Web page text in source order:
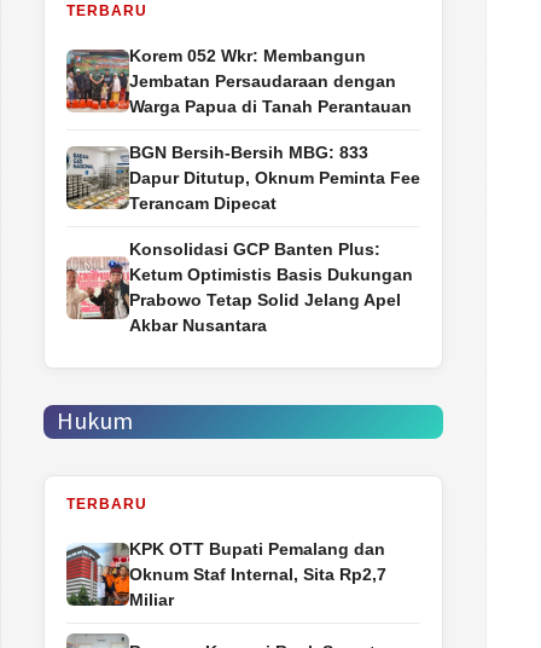
TERBARU
Korem 052 Wkr: Membangun
Jembatan Persaudaraan dengan
Warga Papua di Tanah Perantauan
BGN Bersih-Bersih MBG: 833
Dapur Ditutup, Oknum Peminta Fee
Terancam Dipecat
Konsolidasi GCP Banten Plus:
Ketum Optimistis Basis Dukungan
Prabowo Tetap Solid Jelang Apel
Akbar Nusantara
Hukum
TERBARU
‎KPK OTT Bupati Pemalang dan
Oknum Staf Internal, Sita Rp2,7
Miliar